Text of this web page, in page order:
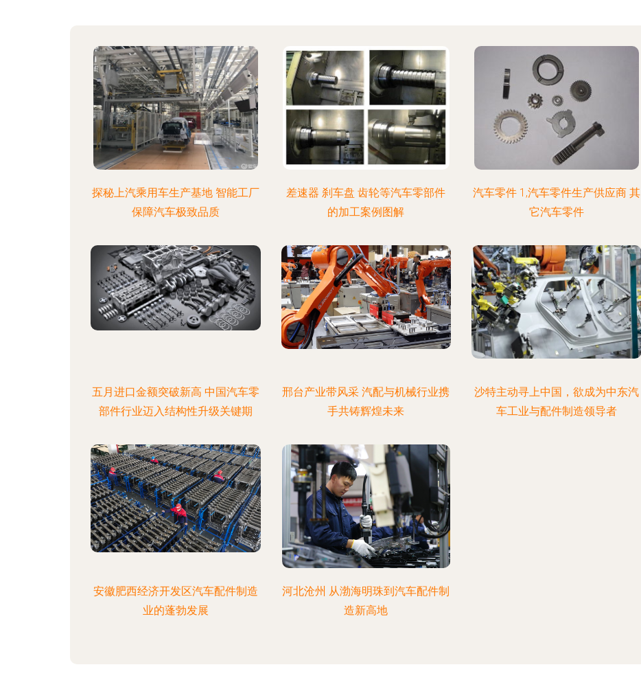
探秘上汽乘用车生产基地 智能工厂
保障汽车极致品质
差速器 刹车盘 齿轮等汽车零部件
的加工案例图解
汽车零件 1,汽车零件生产供应商 其
它汽车零件
五月进口金额突破新高 中国汽车零
部件行业迈入结构性升级关键期
邢台产业带风采 汽配与机械行业携
手共铸辉煌未来
沙特主动寻上中国，欲成为中东汽
车工业与配件制造领导者
安徽肥西经济开发区汽车配件制造
业的蓬勃发展
河北沧州 从渤海明珠到汽车配件制
造新高地